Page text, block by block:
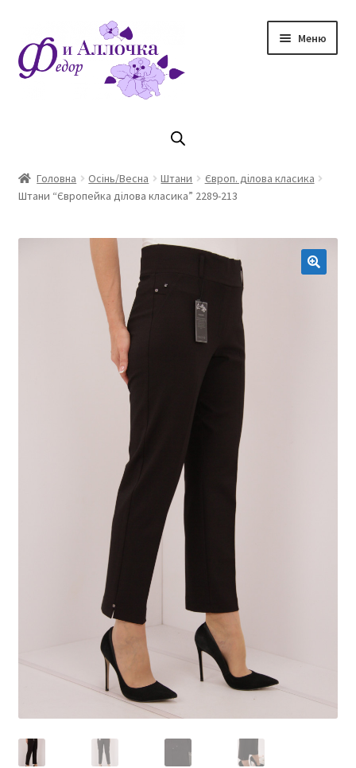
до
навігації
до
контенту
Меню
Магазин
Оплата та доставка
Головна Осінь/Весна Штани
Європ. ділова класика
Штани “Європейка ділова класика” 2289-213